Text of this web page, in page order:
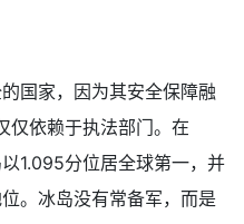
国家，因为其安全保障融
仅依赖于执法部门。在
1.095分位居全球第一，并
。冰岛没有常备军，而是